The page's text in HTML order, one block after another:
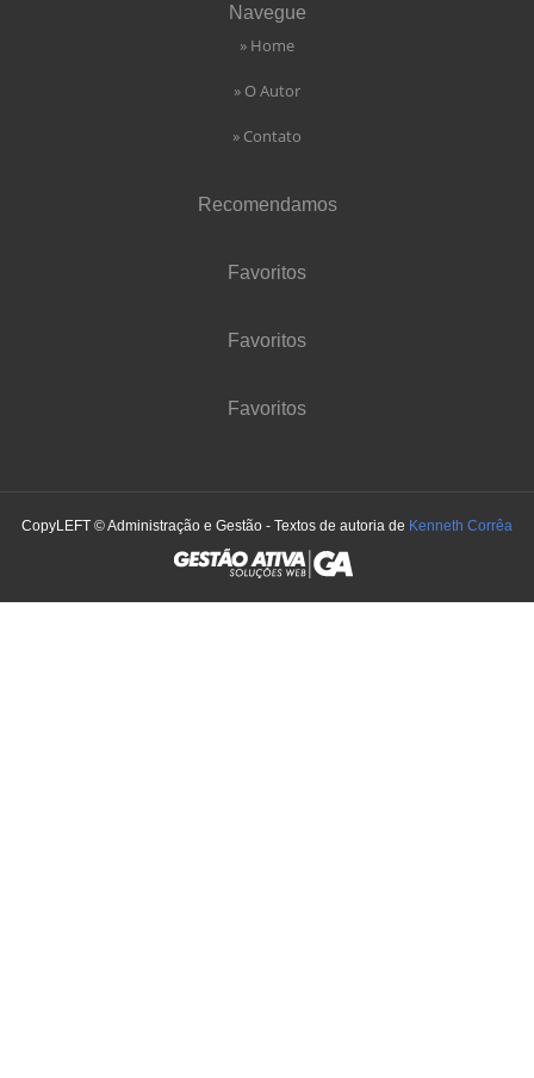
Navegue
» Home
» O Autor
» Contato
Recomendamos
Favoritos
Favoritos
Favoritos
CopyLEFT © Administração e Gestão - Textos de autoria de Kenneth Corrêa